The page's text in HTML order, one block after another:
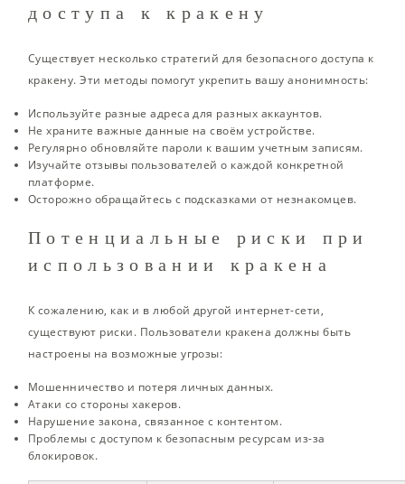
доступа к кракену
Существует несколько стратегий для безопасного доступа к
кракену. Эти методы помогут укрепить вашу анонимность:
Используйте разные адреса для разных аккаунтов.
Не храните важные данные на своём устройстве.
Регулярно обновляйте пароли к вашим учетным записям.
Изучайте отзывы пользователей о каждой конкретной
платформе.
Осторожно обращайтесь с подсказками от незнакомцев.
Потенциальные риски при
использовании кракена
К сожалению, как и в любой другой интернет-сети,
существуют риски. Пользователи кракена должны быть
настроены на возможные угрозы:
Мошенничество и потеря личных данных.
Атаки со стороны хакеров.
Нарушение закона, связанное с контентом.
Проблемы с доступом к безопасным ресурсам из-за
блокировок.